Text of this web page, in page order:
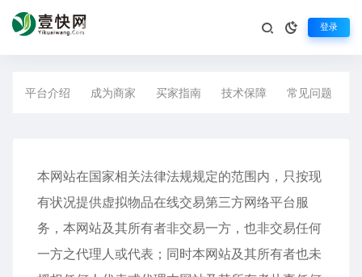
登录
平台介绍 成为商家 买家指南 技术保障 常见问题
本网站在国家相关法律法规规定的范围内，只按现
有状况提供虚拟物品在线交易第三方网络平台服
务，本网站及其所有者非交易一方，也非交易任何
一方之代理人或代表；同时本网站及其所有者也未